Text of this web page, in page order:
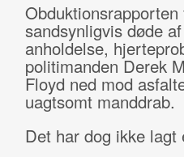
sandsynligvis døde
anholdelse,
politimanden Derek
Floyd ned mod
uagtsomt manddrab.
Det har dog ikke